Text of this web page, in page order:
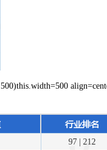
500)this.width=500